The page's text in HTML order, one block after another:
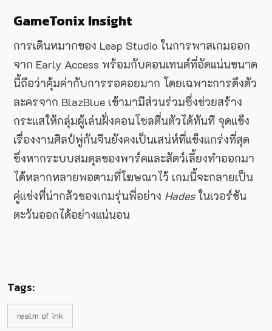
GameTonix Insight
การเดินหมากของ Leap Studio ในการพาสเกมออก
จาก Early Access พร้อมกับคอนเทนต์ที่อัดแน่นขนาด
นี้ถือว่าคุ้มค่ากับการรอคอยมาก โดยเฉพาะการดึงตัว
ละครจาก BlazBlue เข้ามามีส่วนร่วมซึ่งช่วยสร้าง
กระแสให้กลุ่มผู้เล่นฝั่งคอนโซลตื่นตัวได้ทันที จุดแข็ง
เรื่องงานศิลป์พู่กันจีนยังคงเป็นเสน่ห์ที่แข็งแกร่งที่สุด
ซึ่งหากระบบสมดุลของพาร์คและสัตว์เลี้ยงทำออกมา
ได้หลากหลายพอตามที่โฆษณาไว้ เกมนี้จะกลายเป็น
คู่แข่งที่น่ากลัวของเกมรุ่นพี่อย่าง Hadesในเวอร์ชัน
ตะวันออกได้อย่างแน่นอน
Tags:
realm of ink